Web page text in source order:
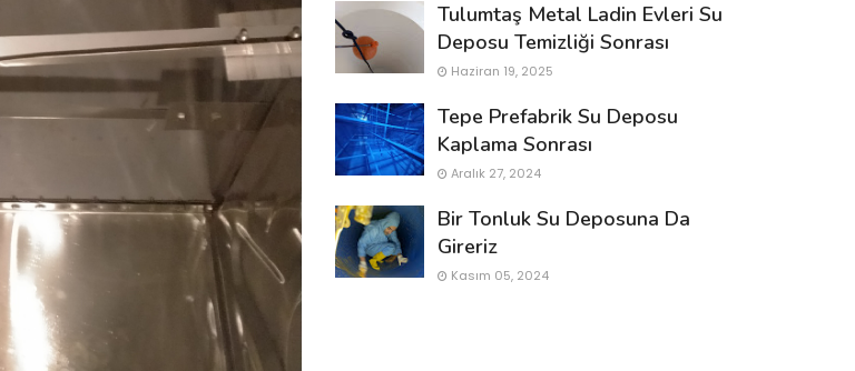
Tulumtaş Metal Ladin Evleri Su
Deposu Temizliği Sonrası
Haziran 19, 2025
Tepe Prefabrik Su Deposu
Kaplama Sonrası
Aralık 27, 2024
Bir Tonluk Su Deposuna Da
Gireriz
Kasım 05, 2024